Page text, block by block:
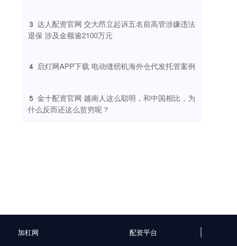
3 ​达人配资官网 交大昂立起诉五名前高管涉嫌违法
退保 涉及金额逾2100万元
4 ​启灯网APP下载 电动缝纫机海外仓代发托管案例
5 ​金十配资官网 越南人这么聪明，和中国相比，为
什么反而还这么贫穷呢？
加杠网 配资平台